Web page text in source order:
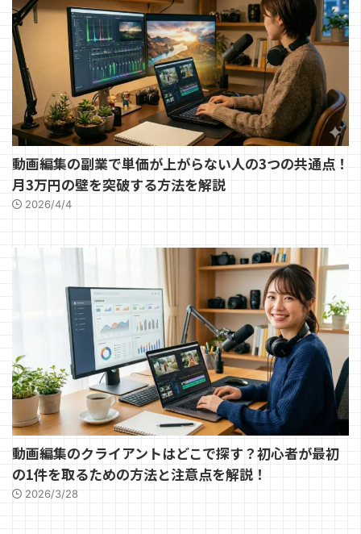
動画編集の副業で単価が上がらない人の3つの共通点！
月3万円の壁を突破する方法を解説
2026/4/4
動画編集のクライアントはどこで探す？初心者が最初
の1件を取るための方法と注意点を解説！
2026/3/28